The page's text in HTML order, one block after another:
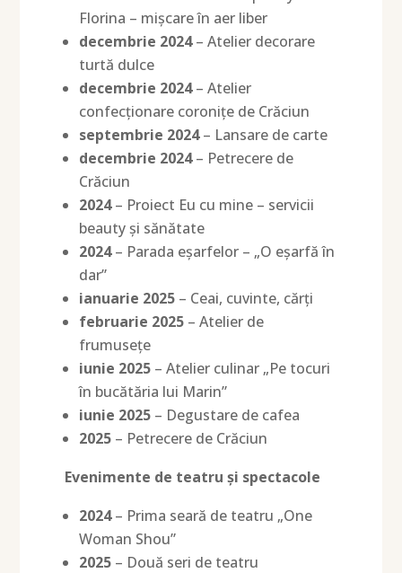
Florina – mișcare în aer liber
decembrie 2024– Atelier decorare
turtă dulce
decembrie 2024– Atelier
confecționare coronițe de Crăciun
septembrie 2024– Lansare de carte
decembrie 2024– Petrecere de
Crăciun
2024– Proiect Eu cu mine – servicii
beauty și sănătate
2024– Parada eșarfelor – „O eșarfă în
dar”
ianuarie 2025 – Ceai, cuvinte, cărți
februarie 2025 – Atelier de
frumusețe
iunie 2025 – Atelier culinar „Pe tocuri
în bucătăria lui Marin”
iunie 2025 – Degustare de cafea
2025 – Petrecere de Crăciun
Evenimente de teatru și spectacole
2024– Prima seară de teatru „One
Woman Shou”
2025 – Două seri de teatru